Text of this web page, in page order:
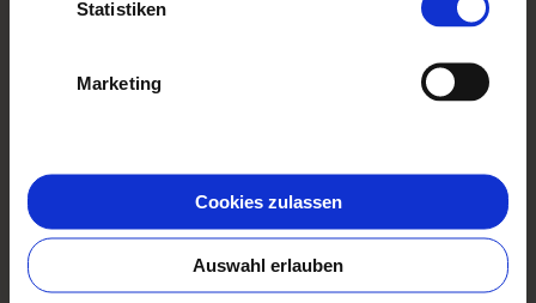
gesammelt haben.
Statistiken
Marketing
Cookies zulassen
Auswahl erlauben
gewöhnliches Fotobuch - es ist ein Andenken, das
Drei Varianten stehen zur Auswahl: elegant matt,
auffällig glänzend und classic. Jede davon ist
einzigartig, robust und unterstreicht deine
Erinnerungen auf wunderschöne Weise. Es handelt